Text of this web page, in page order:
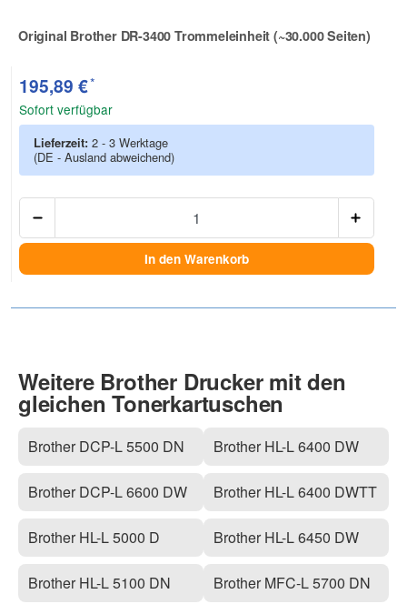
Original Brother DR-3400 Trommeleinheit (~30.000 Seiten)
Zur Artikelbewertung
195,89 €*
Sofort verfügbar
Lieferzeit: 2 - 3 Werktage
(DE - Ausland abweichend)
In den Warenkorb
Weitere Brother Drucker mit den
gleichen Tonerkartuschen
Brother DCP-L 5500 DN
Brother DCP-L 6600 DW
Brother HL-L 5000 D
Brother HL-L 5100 DN
Brother HL-L 6400 DW
Brother HL-L 6400 DWTT
Brother HL-L 6450 DW
Brother MFC-L 5700 DN